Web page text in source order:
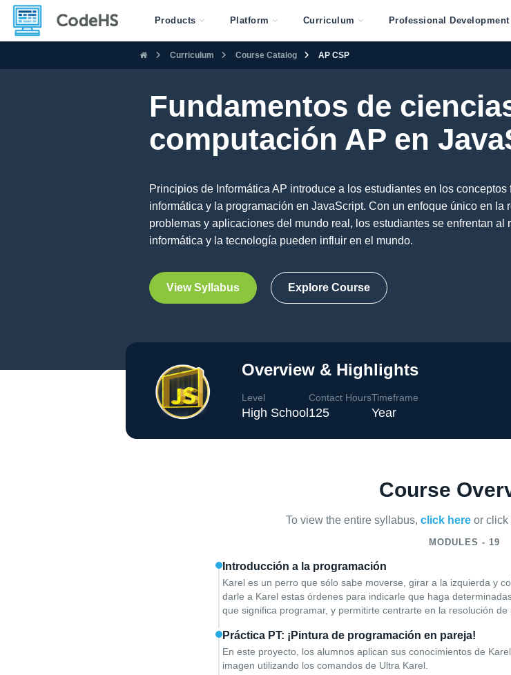
Products Platform Curriculum Professional Development
Curriculum Course Catalog AP CSP
Fundamentos de
computación AP en
Principios de Informática AP introduce a los estudiantes en los conceptos
informática y la programación en JavaScript. Con un enfoque único en la
problemas y aplicaciones del mundo real, los estudiantes se enfrentan al
informática y la tecnología pueden influir en el mundo.
View Syllabus Explore Course
Overview & Highlights
Level
High School
Contact Hours
125
Timeframe
Year
Course
To view the entire syllabus, click here or click
MODULES - 19
Introducción a la programación
Karel es un perro que sólo sabe moverse, girar a la izquierda y
darle a Karel estas órdenes para indicarle que haga
que significa programar, y permitirte centrarte en la resolución de
Práctica PT: ¡Pintura de programación en pareja!
En este proyecto, los alumnos aplican sus conocimientos de
imagen utilizando los comandos de Ultra Karel.